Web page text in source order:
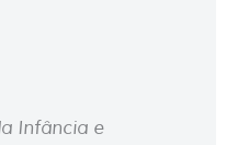
Infância e